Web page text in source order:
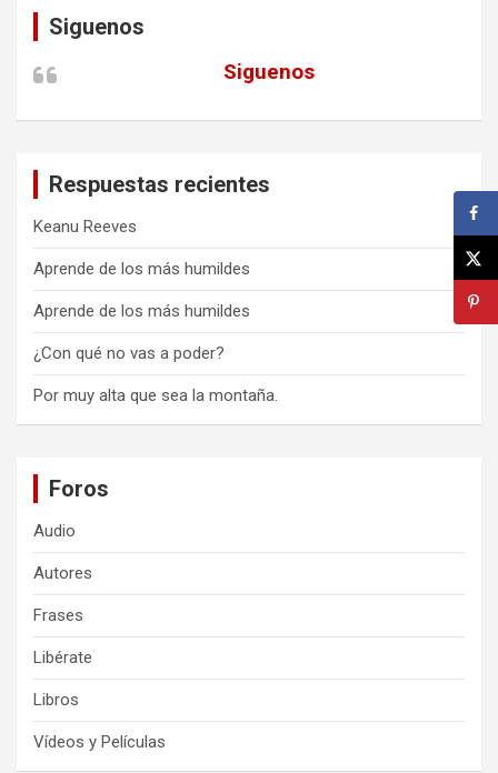
Siguenos
Siguenos
Respuestas recientes
Keanu Reeves
Aprende de los más humildes
Aprende de los más humildes
¿Con qué no vas a poder?
Por muy alta que sea la montaña.
Foros
Audio
Autores
Frases
Libérate
Libros
Vídeos y Películas